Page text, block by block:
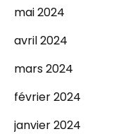
mai 2024
avril 2024
mars 2024
février 2024
janvier 2024